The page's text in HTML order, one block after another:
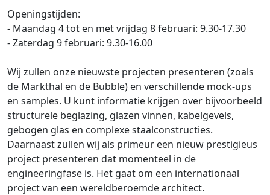
Openingstijden:
- Maandag 4 tot en met vrijdag 8 februari: 9.30-17.30
- Zaterdag 9 februari: 9.30-16.00
Wij zullen onze nieuwste projecten presenteren (zoals
de Markthal en de Bubble) en verschillende mock-ups
en samples. U kunt informatie krijgen over bijvoorbeeld
structurele beglazing, glazen vinnen, kabelgevels,
gebogen glas en complexe staalconstructies.
Daarnaast zullen wij als primeur een nieuw prestigieus
project presenteren dat momenteel in de
engineeringfase is. Het gaat om een internationaal
project van een wereldberoemde architect.